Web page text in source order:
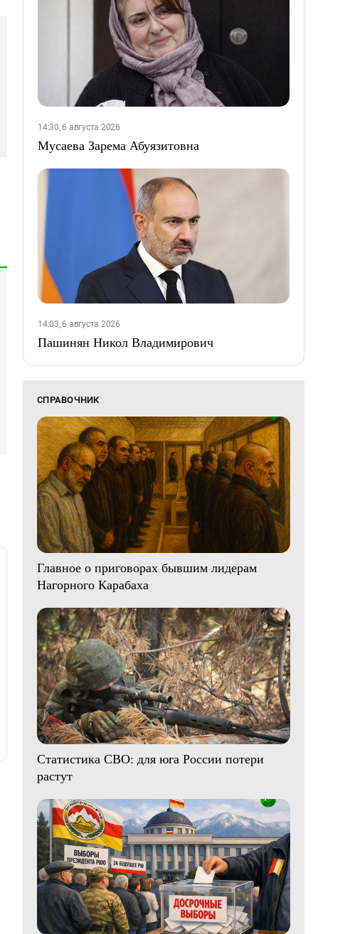
14:30, 6 августа 2026
Мусаева Зарема Абуязитовна
14:03, 6 августа 2026
Пашинян Никол Владимирович
СПРАВОЧНИК
Главное о приговорах бывшим лидерам
Нагорного Карабаха
Статистика СВО: для юга России потери
растут